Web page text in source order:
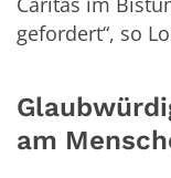
gefordert“, so
am